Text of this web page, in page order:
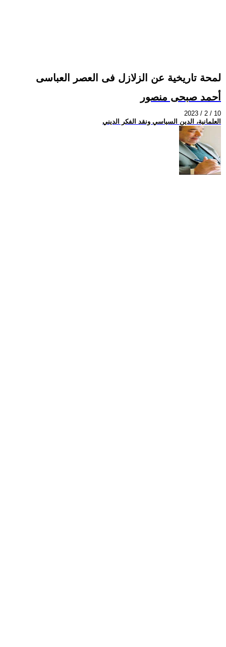
لمحة تاريخية عن الزلازل فى العصر العباسى
أحمد صبحى منصور
2023 / 2 / 10
العلمانية، الدين السياسي ونقد الفكر الديني